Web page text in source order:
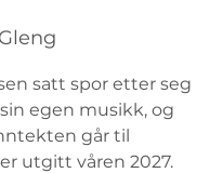
satt spor etter seg
egen musikk, og
går til
utgitt våren 2027.